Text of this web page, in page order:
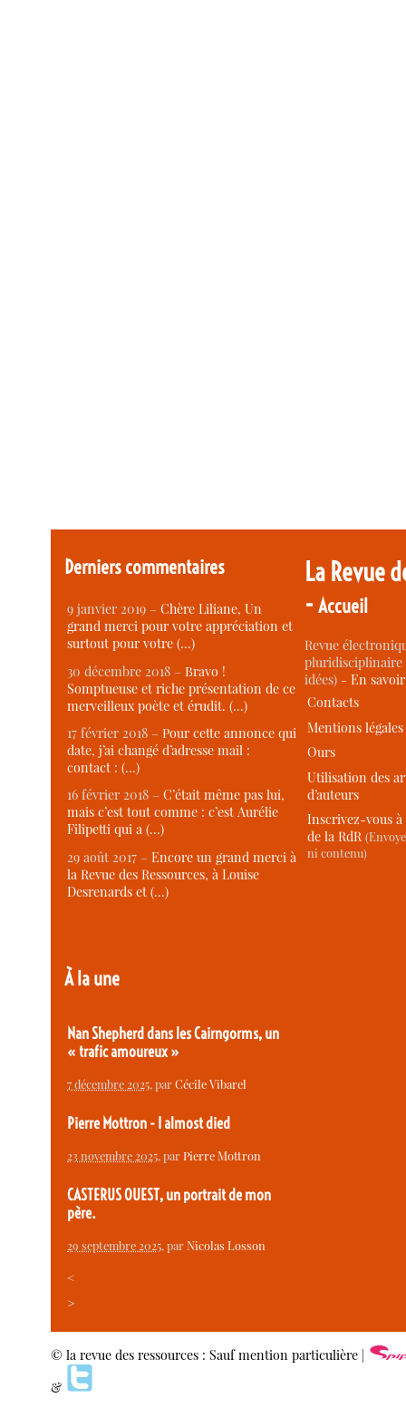
Derniers commentaires
9 janvier 2019 –Chère Liliane, Un
grand merci pour votre appréciation et
surtout pour votre (…)
30 décembre 2018 –Bravo !
Somptueuse et riche présentation de ce
merveilleux poète et érudit. (…)
17 février 2018 –Pour cette annonce qui
date, j’ai changé d’adresse mail :
contact : (…)
16 février 2018 –C’était même pas lui,
mais c’est tout comme : c’est Aurélie
Filipetti qui a (…)
29 août 2017 –Encore un grand merci à
la Revue des Ressources, à Louise
Desrenards et (…)
À la une
Nan Shepherd dans les Cairngorms, un
« trafic amoureux »
7 décembre 2025, parCécile Vibarel
Pierre Mottron - I almost died
23 novembre 2025, parPierre Mottron
CASTERUS OUEST, un portrait de mon
père.
29 septembre 2025, parNicolas Losson
<
>
La Revue
-Accueil
Revue
idées) -En
Contacts
Mentions légales
Ours
Utilisation des
d’auteurs
Inscrivez-vous
de la RdR
ni contenu)
© la revue des ressources : Sauf mention particulière |
&